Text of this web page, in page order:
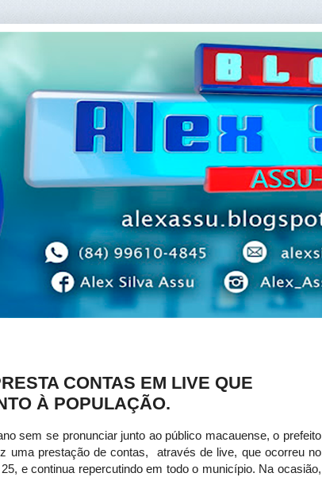
CONTAS EM LIVE QUE
À POPULAÇÃO.
sem se pronunciar junto ao público macauense, o prefeito
uma prestação de contas, através de live, que ocorreu no
e continua repercutindo em todo o município. Na ocasião,